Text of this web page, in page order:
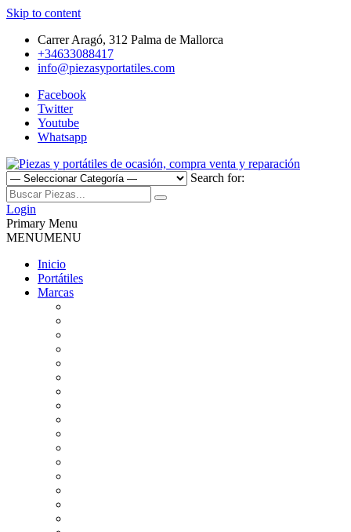
Skip to content
Carrer Aragó, 312 Palma de Mallorca
+34633088417
info@piezasyportatiles.com
Facebook
Twitter
Youtube
Whatsapp
Piezas y portátiles de ocasión,
compra venta y reparación
Todo lo que necesitas para reparar tu portatil, Pantallas, Teclas,
Teclados, Baterías, Carcasas, Placas, Gráficas, Procesadores,
Ventiladores
Search for:
Login
Primary Menu
MENUMENU
Inicio
Portátiles
Marcas